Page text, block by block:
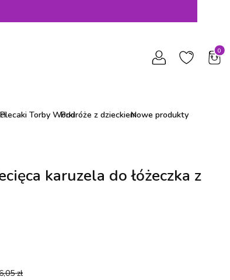
Torby WorkiPodróże z dzieckiemNowe produkty
karuzela do łóżeczka z
zł